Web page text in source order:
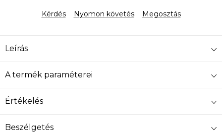
Kérdés Nyomon követés Megosztás
Leírás
A termék paraméterei
Értékelés
Beszélgetés